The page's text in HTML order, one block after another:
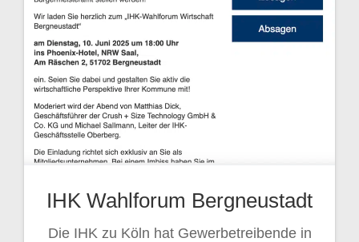
IHK Wahlforum Bergneustadt
Die IHK zu Köln hat Gewerbetreibende in